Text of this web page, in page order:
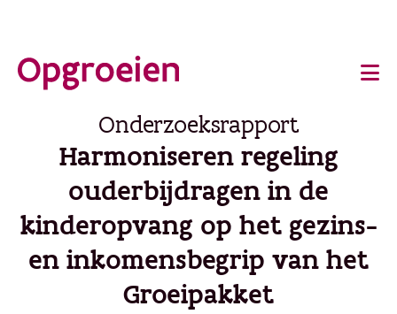
direct
Main
navigationOnderzoeksrapport
Harmoniseren regeling
ouderbijdragen in de
kinderopvang op het gezins-
en inkomensbegrip van het
Groeipakket